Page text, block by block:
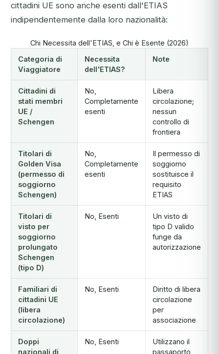
cittadini UE sono anche esenti dall'ETIAS
indipendentemente dalla loro nazionalità:
Chi Necessita dell'ETIAS, e Chi è Esente (2026)
Categoria di
Viaggiatore
Necessita
dell'ETIAS?
Note
Cittadini di
stati membri
UE /
Schengen
No,
Completamente
esenti
Libera
circolazione;
nessun
controllo di
frontiera
Titolari di
Golden Visa
(permesso di
soggiorno
Schengen)
No,
Completamente
esenti
Il permesso di
soggiorno
sostituisce il
requisito
ETIAS
Titolari di
visto per
soggiorno
prolungato
Schengen
(tipo D)
No, Esenti
Un visto di
tipo D valido
funge da
autorizzazione
Familiari di
cittadini UE
(libera
circolazione)
No, Esenti
Diritto di libera
circolazione
per
associazione
Doppi
nazionali di
No, Esenti
Utilizzano il
passaporto